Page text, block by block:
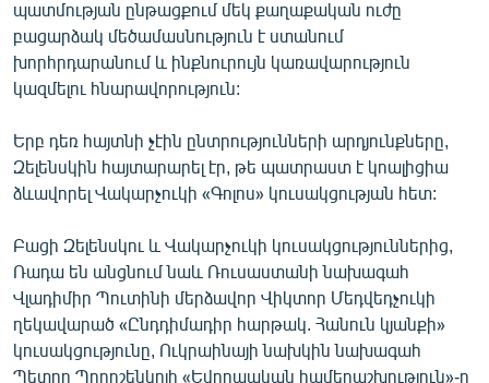
պատմության ընթացքում մեկ քաղաքական ուժը
բացարձակ մեծամասնություն է ստանում
խորհրդարանում և ինքնուրույն կառավարություն
կազմելու հնարավորություն:
Երբ դեռ հայտնի չէին ընտրությունների արդյունքները,
Զելենսկին հայտարարել էր, թե պատրաստ է կոալիցիա
ձևավորել Վակարչուկի «Գոլոս» կուսակցության հետ:
Բացի Զելենսկու և Վակարչուկի կուսակցություններից,
Ռադա են անցնում նաև Ռուսաստանի նախագահ
Վլադիմիր Պուտինի մերձավոր Վիկտոր Մեդվեդչուկի
ղեկավարած «Ընդդիմադիր հարթակ. Հանուն կյանքի»
կուսակցությունը, Ուկրաինայի նախկին նախագահ
Պետրո Պորոշենկոյի «Եվրոպական համերաշխություն»-ը